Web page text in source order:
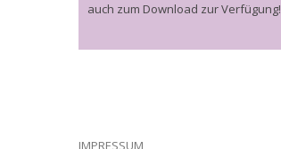
auch zum Download zur Verfügung!
IMPRESSUM